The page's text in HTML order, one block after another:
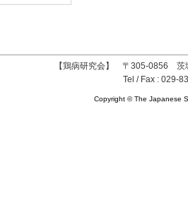
【鶏病研究会】 〒305-0856 茨
Tel / Fax : 029-
Copyright © The Japanese